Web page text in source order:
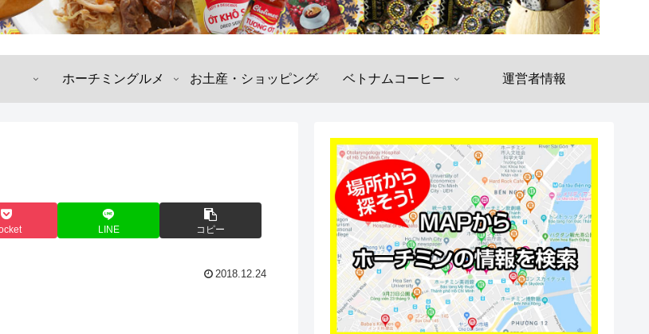
ホーチミングルメ お土産・ショッピング ベトナムコーヒー 運営者情報
LINE コピー
2018.12.24